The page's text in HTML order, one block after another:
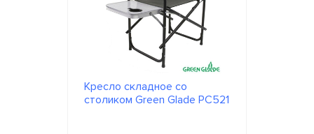
Кресло складное со
столиком Green Glade РС521